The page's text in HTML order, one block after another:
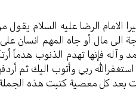
الامام الرضا عليه السلام
الى مال أو جاه المهم انسان
وآله فإنها تهدم الذنوب هدماً
ربي وأتوب اليك ثم
بعد كل معصية كتبت هذه الجملة